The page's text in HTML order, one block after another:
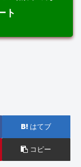
ト
はてブ
コピー